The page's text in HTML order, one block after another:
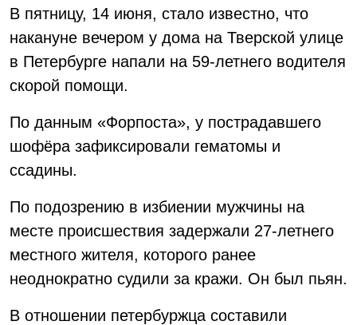
В пятницу, 14 июня, стало известно, что
накануне вечером у дома на Тверской улице
в Петербурге напали на 59-летнего водителя
скорой помощи.
По данным «Форпоста», у пострадавшего
шофёра зафиксировали гематомы и
ссадины.
По подозрению в избиении мужчины на
месте происшествия задержали 27-летнего
местного жителя, которого ранее
неоднократно судили за кражи. Он был пьян.
В отношении петербуржца составили